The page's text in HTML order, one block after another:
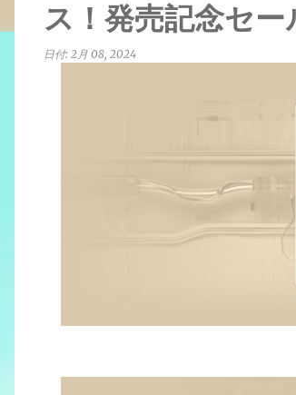
ス！発売記念セー
日付: 2月 08, 2024